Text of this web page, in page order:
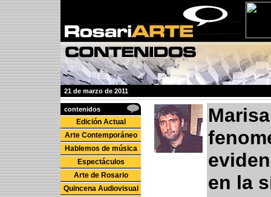
21 de marzo de 2011
contenidos
Edición Actual
Arte Contemporáneo
Hablemos de música
Espectáculos
Arte de Rosario
Quincena Audiovisual
en la